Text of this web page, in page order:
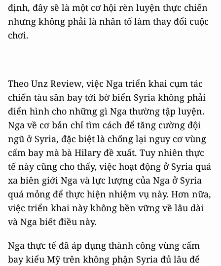
định, đây sẽ là một cơ hội rèn luyện thực chiến
nhưng không phải là nhân tố làm thay đổi cuộc
chơi.
Theo Unz Review, việc Nga triển khai cụm tác
chiến tàu sân bay tới bờ biển Syria không phải
điển hình cho những gì Nga thường tập luyện.
Nga về cơ bản chỉ tìm cách để tăng cường đội
ngũ ở Syria, đặc biệt là chống lại nguy cơ vùng
cấm bay mà bà Hilary đề xuất. Tuy nhiên thực
tế này cũng cho thấy, việc hoạt động ở Syria quá
xa biên giới Nga và lực lượng của Nga ở Syria
quá mỏng để thực hiện nhiệm vụ này. Hơn nữa,
việc triển khai này không bền vững về lâu dài
và Nga biết điều này.
Nga thực tế đã áp dụng thành công vùng cấm
bay kiểu Mỹ trên không phận Syria đủ lâu để